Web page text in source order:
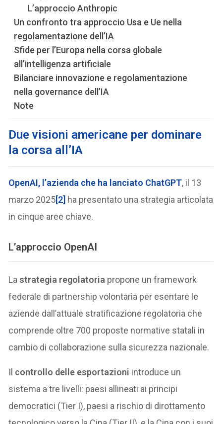
L’approccio Anthropic
Un confronto tra approccio Usa e Ue nella
regolamentazione dell’IA
Sfide per l’Europa nella corsa globale
all’intelligenza artificiale
Bilanciare innovazione e regolamentazione
nella governance dell’IA
Note
Due visioni americane per dominare
la corsa all’IA
OpenAI, l’azienda che ha lanciato ChatGPT, il 13
marzo 2025[2] ha presentato una strategia articolata
in cinque aree chiave.
L’approccio OpenAI
Lastrategia regolatoria propone un framework
federale di partnership volontaria per esentare le
aziende dall’attuale stratificazione regolatoria che
comprende oltre 700 proposte normative statali in
cambio di collaborazione sulla sicurezza nazionale.
Il controllo delle esportazioni introduce un
sistema a tre livelli: paesi allineati ai principi
democratici (Tier I), paesi a rischio di dirottamento